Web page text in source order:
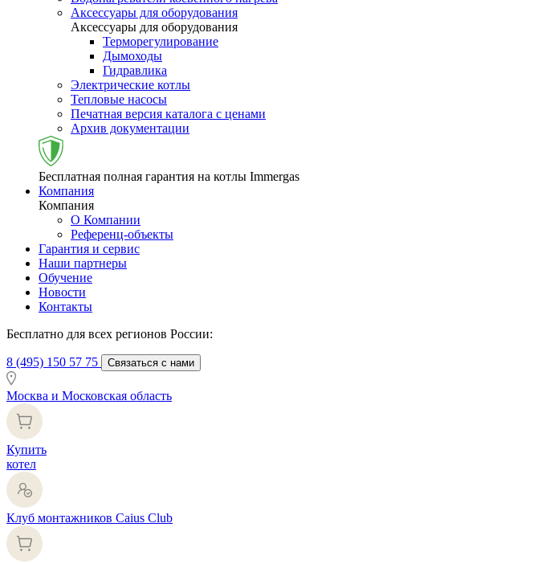
Аксессуары для оборудования
Аксессуары для оборудования
Терморегулирование
Дымоходы
Гидравлика
Электрические котлы
Тепловые насосы
Печатная версия каталога с ценами
Архив документации
Бесплатная полная гарантия на котлы Immergas
Компания
Компания
О Компании
Референц-объекты
Гарантия и сервис
Наши партнеры
Обучение
Новости
Контакты
Бесплатно для всех регионов России:
8 (495) 150 57 75 Связаться с нами
Москва и Московская область
Купить
котел
Клуб монтажников Caius Club